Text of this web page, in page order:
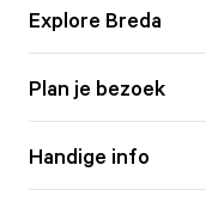
Explore Breda
Plan je bezoek
Handige info